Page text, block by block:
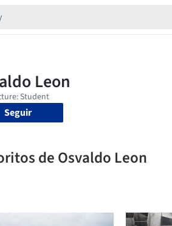
Seguir
de Osvaldo Leon